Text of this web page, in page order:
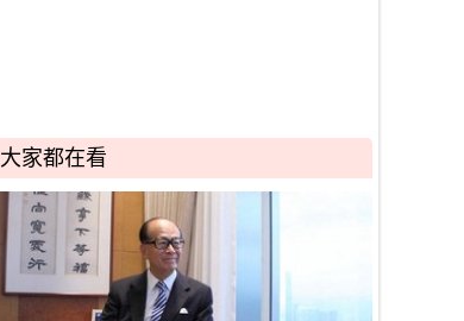
大家都在看